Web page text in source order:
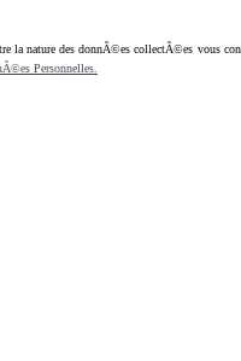
des donnÃ©es collectÃ©es vous
Personnelles.